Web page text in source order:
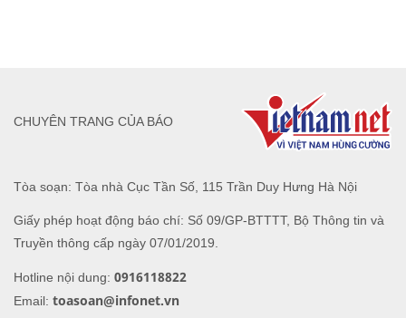
Tòa soạn: Tòa nhà Cục Tần Số, 115 Trần Duy Hưng Hà Nội
Giấy phép hoạt động báo chí: Số 09/GP-BTTTT, Bộ Thông tin và
Truyền thông cấp ngày 07/01/2019.
Hotline nội dung: 0916118822
Email: toasoan@infonet.vn
CHUYÊN TRANG CỦA BÁO